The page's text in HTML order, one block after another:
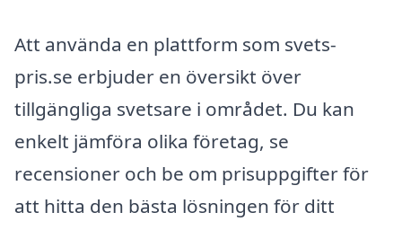
Att använda en plattform som svets-
pris.se erbjuder en översikt över
tillgängliga svetsare i området. Du kan
enkelt jämföra olika företag, se
recensioner och be om prisuppgifter för
att hitta den bästa lösningen för ditt